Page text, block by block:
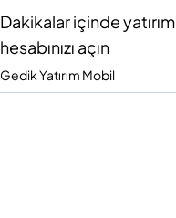
Dakikalar içinde yatırım
hesabınızı açın
Gedik Yatırım Mobil